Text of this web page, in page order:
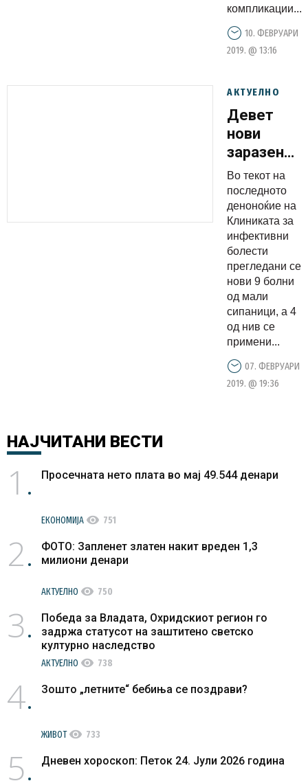
компликации...
10. ФЕВРУАРИ
2019. @ 13:16
АКТУЕЛНО
Девет
нови
заразени
со
морбили,
на
Клиника
се
вкупно 23
пациенти
Во текот на
последното
деноноќие на
Клиниката за
инфективни
болести
прегледани се
нови 9 болни
од мали
сипаници, а 4
од нив се
примени...
07. ФЕВРУАРИ
2019. @ 19:36
НАЈЧИТАНИ ВЕСТИ
1 Просечната нето плата во мај 49.544 денари
ЕКОНОМИЈА visibility 751
2
ФОТО: Запленет златен накит вреден 1,3
милиони денари
АКТУЕЛНО visibility 750
3
Победа за Владата, Охридскиот регион го
задржа статусот на заштитено светско
културно наследство
АКТУЕЛНО visibility 738
4 Зошто „летните“ бебиња се поздрави?
ЖИВОТvisibility 733
5 Дневен хороскоп: Петок 24. Јули 2026 година